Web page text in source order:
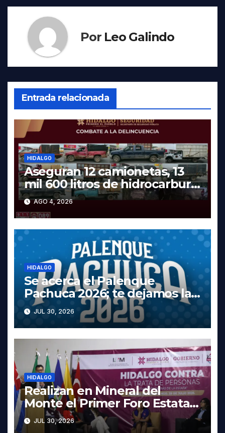
Por Leo Galindo
Entrada relacionada
HIDALGO
Aseguran 12 camionetas, 13
mil 600 litros de hidrocarburo
y dos vehículos robados en
Tula
AGO 4, 2026
HIDALGO
Se acerca el Palenque
Pachuca 2026; te dejamos la
cartelera completa, las fechas
y los precios
JUL 30, 2026
HIDALGO
Realizan en Mineral del
Monte el Primer Foro Estatal
contra la Trata de Personas
JUL 30, 2026